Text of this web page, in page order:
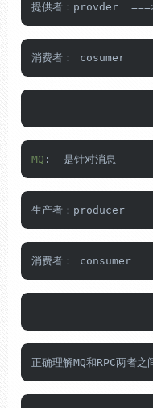
提供者：provder ===
消费者：
MQ :  是针对消息
生产者：
消费者： consumer
正确理解MQ和RPC两者